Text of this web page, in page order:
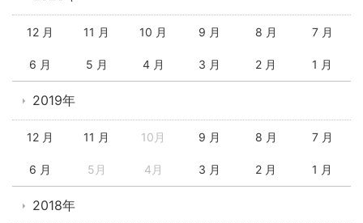
12 月 11 月 10 月 9 月 8 月 7 月
6 月 5 月 4 月 3 月 2 月 1 月
2019年
12 月 11 月 10月 9 月 8 月 7 月
6 月 5月 4月 3 月 2 月 1 月
2018年